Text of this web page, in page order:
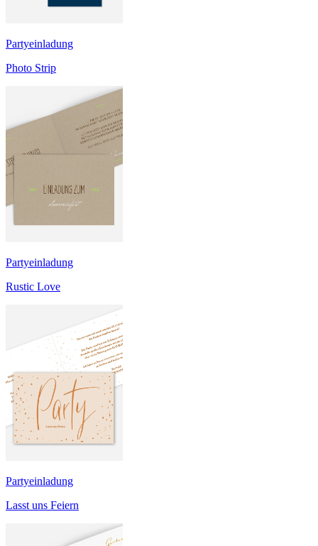
Partyeinladung
Photo Strip
Partyeinladung
Rustic Love
Partyeinladung
Lasst uns Feiern